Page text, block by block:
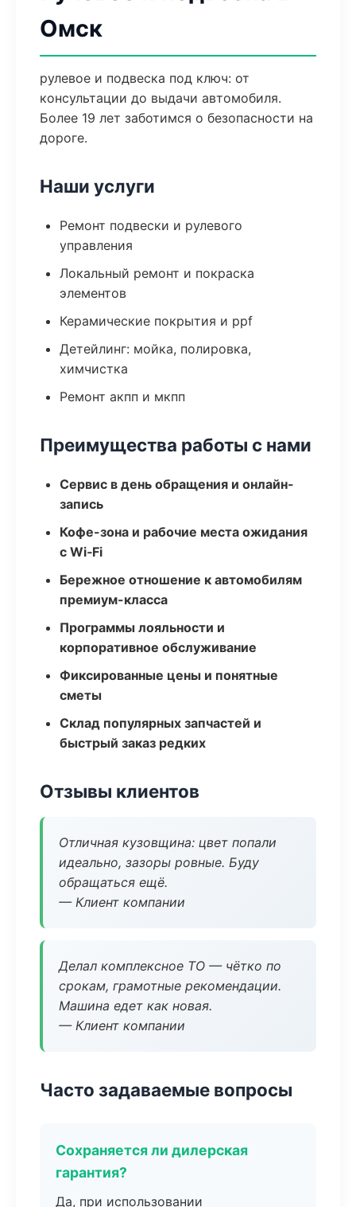
Омск
рулевое и подвеска под ключ: от
консультации до выдачи автомобиля.
Более 19 лет заботимся о безопасности на
дороге.
Наши услуги
Ремонт подвески и рулевого
управления
Локальный ремонт и покраска
элементов
Керамические покрытия и ppf
Детейлинг: мойка, полировка,
химчистка
Ремонт акпп и мкпп
Преимущества работы с нами
Сервис в день обращения и онлайн-
запись
Кофе-зона и рабочие места ожидания
с Wi‑Fi
Бережное отношение к автомобилям
премиум-класса
Программы лояльности и
корпоративное обслуживание
Фиксированные цены и понятные
сметы
Склад популярных запчастей и
быстрый заказ редких
Отзывы клиентов
Отличная кузовщина: цвет попали
идеально, зазоры ровные. Буду
обращаться ещё.
— Клиент компании
Делал комплексное ТО — чётко по
срокам, грамотные рекомендации.
Машина едет как новая.
— Клиент компании
Часто задаваемые вопросы
Сохраняется ли дилерская
гарантия?
Да, при использовании